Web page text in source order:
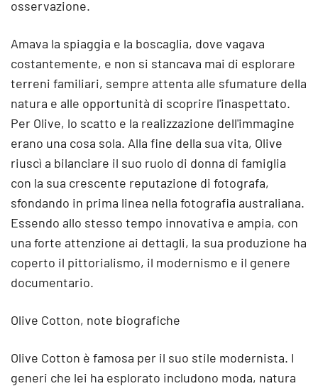
osservazione.
Amava la spiaggia e la boscaglia, dove vagava
costantemente, e non si stancava mai di esplorare
terreni familiari, sempre attenta alle sfumature della
natura e alle opportunità di scoprire l'inaspettato.
Per Olive, lo scatto e la realizzazione dell'immagine
erano una cosa sola. Alla fine della sua vita, Olive
riuscì a bilanciare il suo ruolo di donna di famiglia
con la sua crescente reputazione di fotografa,
sfondando in prima linea nella fotografia australiana.
Essendo allo stesso tempo innovativa e ampia, con
una forte attenzione ai dettagli, la sua produzione ha
coperto il pittorialismo, il modernismo e il genere
documentario.
Olive Cotton, note biografiche
Olive Cotton è famosa per il suo stile modernista. I
generi che lei ha esplorato includono moda, natura